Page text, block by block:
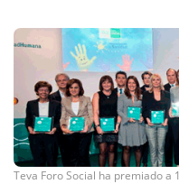
Teva Foro Social ha premiado